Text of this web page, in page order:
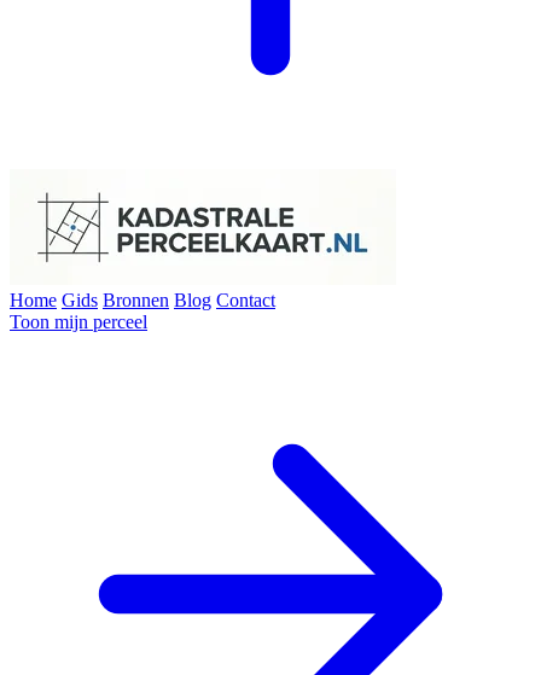
Home Gids Bronnen Blog Contact
Toon mijn perceel